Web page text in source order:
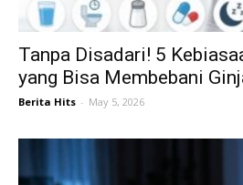
Tanpa Disadari! 5
yang Bisa Membebani
Berita Hits - May 5, 2026